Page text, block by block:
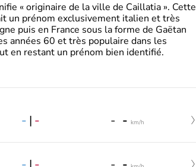
« originaire de la ville de Caillatia ». Cette
un prénom exclusivement italien et très
puis en France sous la forme de Gaëtan
années 60 et très populaire dans les
en restant un prénom bien identifié.
- | - - - km/h